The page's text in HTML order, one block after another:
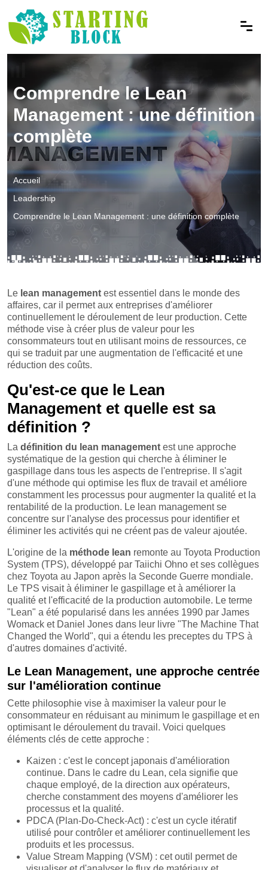
Comprendre le Lean
Management : une définition
complète
Accueil
Leadership
Comprendre le Lean Management : une définition complète
Le lean management est essentiel dans le monde des
affaires, car il permet aux entreprises d'améliorer
continuellement le déroulement de leur production. Cette
méthode vise à créer plus de valeur pour les
consommateurs tout en utilisant moins de ressources, ce
qui se traduit par une augmentation de l'efficacité et une
réduction des coûts.
Qu'est-ce que le Lean
Management et quelle est sa
définition ?
La définition du lean management est une approche
systématique de la gestion qui cherche à éliminer le
gaspillage dans tous les aspects de l'entreprise. Il s'agit
d'une méthode qui optimise les flux de travail et améliore
constamment les processus pour augmenter la qualité et la
rentabilité de la production. Le lean management se
concentre sur l'analyse des processus pour identifier et
éliminer les activités qui ne créent pas de valeur ajoutée.
L'origine de la méthode lean remonte au Toyota Production
System (TPS), développé par Taiichi Ohno et ses collègues
chez Toyota au Japon après la Seconde Guerre mondiale.
Le TPS visait à éliminer le gaspillage et à améliorer la
qualité et l'efficacité de la production automobile. Le terme
"Lean" a été popularisé dans les années 1990 par James
Womack et Daniel Jones dans leur livre "The Machine That
Changed the World", qui a étendu les preceptes du TPS à
d'autres domaines d'activité.
Le Lean Management, une approche centrée
sur l'amélioration continue
Cette philosophie vise à maximiser la valeur pour le
consommateur en réduisant au minimum le gaspillage et en
optimisant le déroulement du travail. Voici quelques
éléments clés de cette approche :
Kaizen : c'est le concept japonais d'amélioration
continue. Dans le cadre du Lean, cela signifie que
chaque employé, de la direction aux opérateurs,
cherche constamment des moyens d'améliorer les
processus et la qualité.
PDCA (Plan-Do-Check-Act) : c'est un cycle itératif
utilisé pour contrôler et améliorer continuellement les
produits et les processus.
Value Stream Mapping (VSM) : cet outil permet de